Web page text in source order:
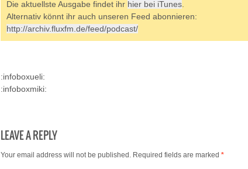
Die aktuellste Ausgabe findet ihr hier bei iTunes
Alternativ könnt ihr auch unseren Feed abonnieren:
http://archiv.fluxfm.de/feed/podcast/
:infoboxueli:
:infoboxmiki:
LEAVE A REPLY
Your email address will not be published. Required fields are marked *